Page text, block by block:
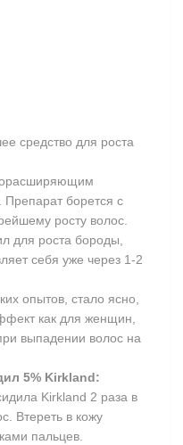
средство для роста
Препарат борется с
росту волос.
для роста бороды,
себя уже через 1-2
опытов, стало ясно,
как для женщин,
выпадении волос на
5% Kirkland:
Kirkland 2 раза в
Втереть в кожу
пальцев.